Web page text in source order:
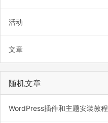
活动
文章
随机文章
WordPress插件和主题安装教程